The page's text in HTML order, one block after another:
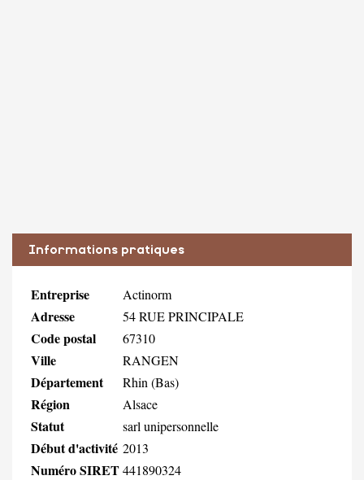
Informations pratiques
Entreprise Actinorm
Adresse 54 RUE PRINCIPALE
Code postal 67310
Ville RANGEN
Département Rhin (Bas)
Région Alsace
Statut sarl unipersonnelle
Début d'activité 2013
Numéro SIRET441890324